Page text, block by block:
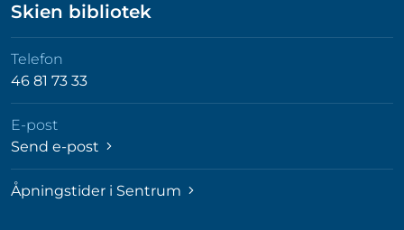
Skien bibliotek
Telefon
46 81 73 33
E-post
Send e-post
Åpningstider i Sentrum